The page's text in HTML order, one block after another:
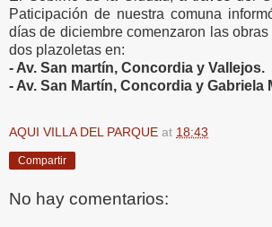
Paticipación de nuestra comuna
días de diciembre comenzaron las
dos plazoletas en:
- Av. San martín, Concordia y Vallejos.
- Av. San Martín, Concordia y Gabriela
AQUI VILLA DEL PARQUE at 18:43
Compartir
No hay comentarios: